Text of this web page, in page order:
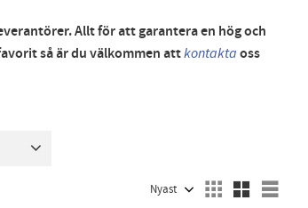
Allt för att garantera en hög och
så är du välkommen attkontakta oss